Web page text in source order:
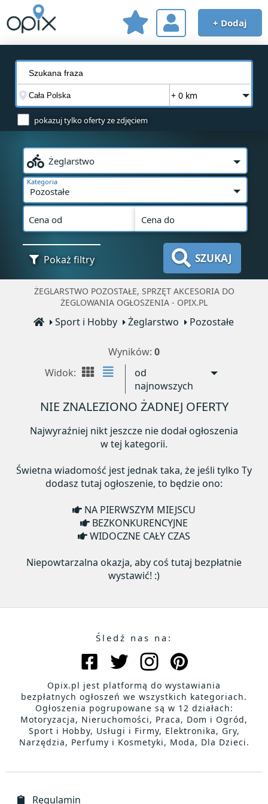
+ Dodaj
+ 0 km
pokazuj tylko oferty ze zdjęciem
Żeglarstwo
Pozostałe
Kategoria
Cena od Cena do
Pokaż filtry SZUKAJ
ŻEGLARSTWO POZOSTAŁE, SPRZĘT AKCESORIA DO
ŻEGLOWANIA OGŁOSZENIA - OPIX.PL
Sport i Hobby Żeglarstwo Pozostałe
Wyników: 0
Widok:
od
najnowszych
NIE ZNALEZIONO ŻADNEJ OFERTY
Najwyraźniej nikt jeszcze nie dodał ogłoszenia
w tej kategorii.
Świetna wiadomość jest jednak taka, że jeśli tylko Ty
dodasz tutaj ogłoszenie, to będzie ono:
NA PIERWSZYM MIEJSCU
BEZKONKURENCYJNE
WIDOCZNE CAŁY CZAS
Niepowtarzalna okazja, aby coś tutaj bezpłatnie
wystawić! :)
Śledź nas na:
Opix.pl jest platformą do wystawiania
bezpłatnych ogłoszeń we wszystkich kategoriach.
Ogłoszenia pogrupowane są w 12 działach:
Motoryzacja, Nieruchomości, Praca, Dom i Ogród,
Sport i Hobby, Usługi i Firmy, Elektronika, Gry,
Narzędzia, Perfumy i Kosmetyki, Moda, Dla Dzieci.
Regulamin